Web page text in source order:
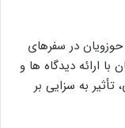
در سفرهای
ارائه دیدگاه ها و
به سزایی بر